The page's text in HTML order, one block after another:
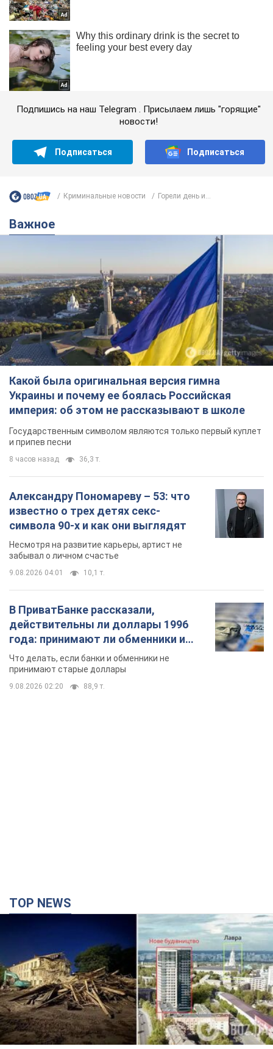
Подпишись на наш Telegram . Присылаем лишь "горящие"
новости!
Подписаться Подписаться
Криминальные новости Горели день и...
Важное
Какой была оригинальная версия гимна
Украины и почему ее боялась Российская
империя: об этом не рассказывают в школе
Государственным символом являются только первый куплет
и припев песни
8 часов назад 36,3 т.
Александру Пономареву – 53: что
известно о трех детях секс-
символа 90-х и как они выглядят
Несмотря на развитие карьеры, артист не
забывал о личном счастье
9.08.2026 04:01 10,1 т.
В ПриватБанке рассказали,
действительны ли доллары 1996
года: принимают ли обменники и
банки такие купюры
Что делать, если банки и обменники не
принимают старые доллары
9.08.2026 02:20 88,9 т.
TOP NEWS